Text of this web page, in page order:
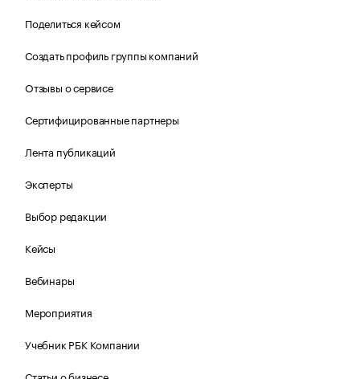
Поделиться кейсом
Создать профиль группы компаний
Отзывы о сервисе
Сертифицированные партнеры
Лента публикаций
Эксперты
Выбор редакции
Кейсы
Вебинары
Мероприятия
Учебник РБК Компании